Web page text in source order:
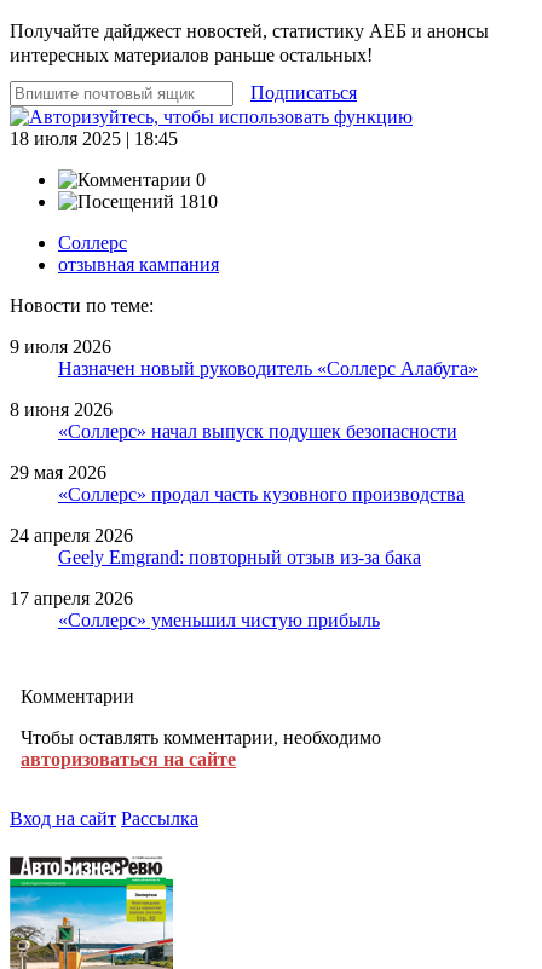
Получайте дайджест новостей, статистику АЕБ и анонсы
интересных материалов раньше остальных!
Подписаться
18 июля 2025 | 18:45
0
1810
Соллерс
отзывная кампания
Новости по теме:
9 июля 2026
Назначен новый руководитель «Соллерс Алабуга»
8 июня 2026
«Соллерс» начал выпуск подушек безопасности
29 мая 2026
«Соллерс» продал часть кузовного производства
24 апреля 2026
Geely Emgrand: повторный отзыв из-за бака
17 апреля 2026
«Соллерс» уменьшил чистую прибыль
Комментарии
Чтобы оставлять комментарии, необходимо
авторизоваться на сайте
Вход на сайт Рассылка